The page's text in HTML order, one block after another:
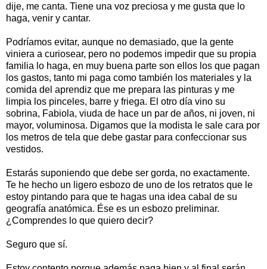
dije, me canta. Tiene una voz preciosa y me gusta que lo
haga, venir y cantar.
Podríamos evitar, aunque no demasiado, que la gente
viniera a curiosear, pero no podemos impedir que su propia
familia lo haga, en muy buena parte son ellos los que pagan
los gastos, tanto mi paga como también los materiales y la
comida del aprendiz que me prepara las pinturas y me
limpia los pinceles, barre y friega. El otro día vino su
sobrina, Fabiola, viuda de hace un par de años, ni joven, ni
mayor, voluminosa. Digamos que la modista le sale cara por
los metros de tela que debe gastar para confeccionar sus
vestidos.
Estarás suponiendo que debe ser gorda, no exactamente.
Te he hecho un ligero esbozo de uno de los retratos que le
estoy pintando para que te hagas una idea cabal de su
geografía anatómica. Ése es un esbozo preliminar.
¿Comprendes lo que quiero decir?
Seguro que sí.